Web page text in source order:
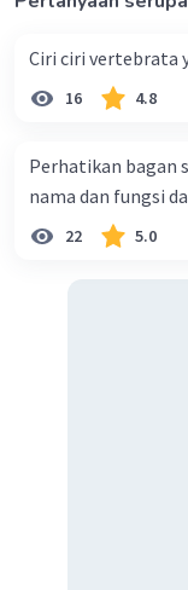
9 H_K_
3 HHK_
Jadi, rasio
adalah benar.
Ciri ciri vertebrata
16 4.8
Perhatikan bagan
nama dan fungsi
22 5.0